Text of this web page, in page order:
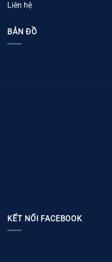
Liên hệ
BẢN ĐỒ
KẾT NỐI FACEBOOK